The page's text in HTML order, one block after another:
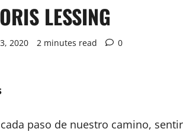
LESSING
2020 2 minutes read 0
paso de nuestro camino,